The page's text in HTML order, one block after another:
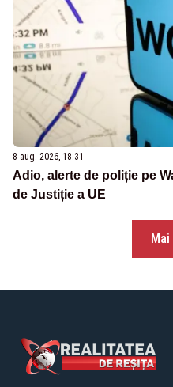
8 aug. 2026, 18:31
Adio, alerte de poliție pe
de Justiție a UE